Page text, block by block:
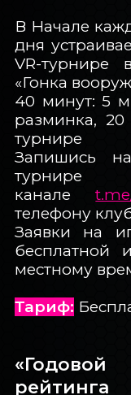
В Начале
дня
VR-
«Гонка
40 минут: 5
разминка,
турнире
Запишись
канале
телефону
Заявки на
бесплатной
местному
Тариф: